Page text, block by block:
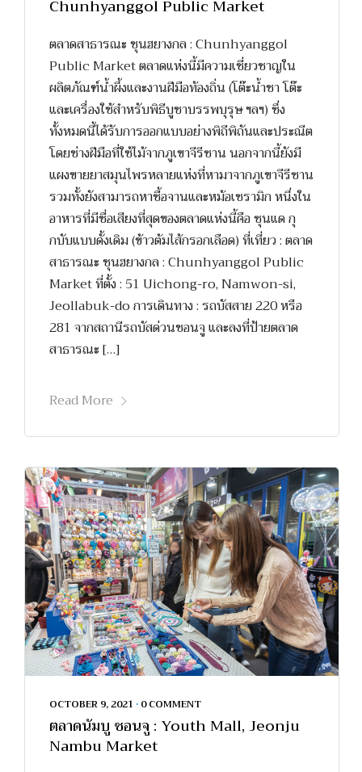
Chunhyanggol Public Market
ตลาดสาธารณะ ชุนฮยางกล : Chunhyanggol
Public Market ตลาดแห่งนี้มีความเชี่ยวชาญใน
ผลิตภัณฑ์น้ำผึ้งและงานฝีมือท้องถิ่น (โต๊ะน้ำชา โต๊ะ
และเครื่องใช้สำหรับพิธีบูชาบรรพบุรุษ ฯลฯ) ซึ่ง
ทั้งหมดนี้ได้รับการออกแบบอย่างพิถีพิถันและประณีต
โดยช่างฝีมือที่ใช้ไม้จากภูเขาจีรีซาน นอกจากนี้ยังมี
แผงขายยาสมุนไพรหลายแห่งที่หามาจากภูเขาจีรีซาน
รวมทั้งยังสามารถหาซื้อจานและหม้อเซรามิก หนึ่งใน
อาหารที่มีชื่อเสียงที่สุดของตลาดแห่งนี้คือ ซุนแด กุ
กบับแบบดั้งเดิม (ข้าวต้มไส้กรอกเลือด) ที่เที่ยว : ตลาด
สาธารณะ ชุนฮยางกล : Chunhyanggol Public
Market ที่ตั้ง : 51 Uichong-ro, Namwon-si,
Jeollabuk-do การเดินทาง : รถบัสสาย 220 หรือ
281 จากสถานีรถบัสด่วนชอนจู และลงที่ป้ายตลาด
สาธารณะ […]
Read More
OCTOBER 9, 2021 • 0 COMMENT
ตลาดนัมบู ชอนจู : Youth Mall, Jeonju
Nambu Market